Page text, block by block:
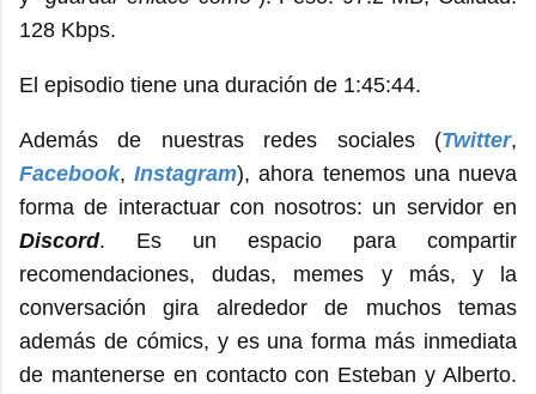
128 Kbps.
El episodio tiene una duración de 1:45:44.
Además de nuestras redes sociales (Twitter,
Facebook,Instagram), ahora tenemos una nueva
forma de interactuar con nosotros: un servidor en
Discord. Es un espacio para compartir
recomendaciones, dudas, memes y más, y la
conversación gira alrededor de muchos temas
además de cómics, y es una forma más inmediata
de mantenerse en contacto con Esteban y Alberto.